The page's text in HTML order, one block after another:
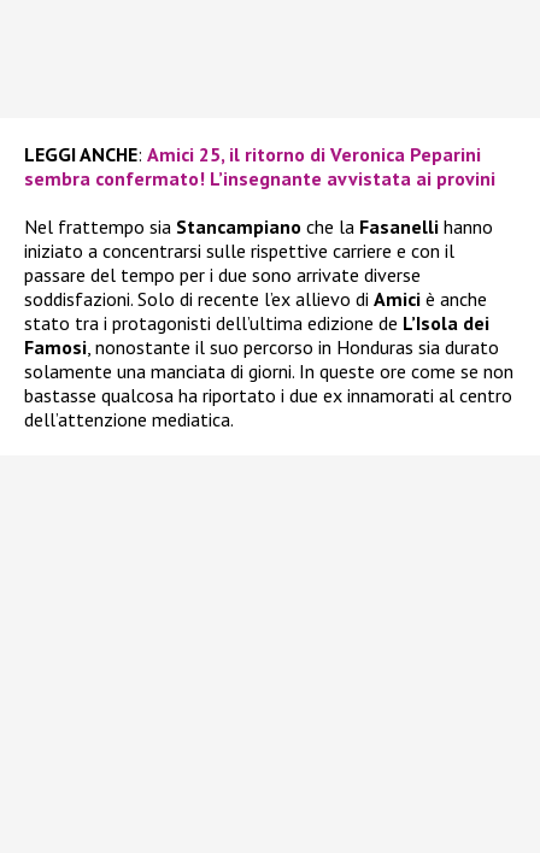
LEGGI ANCHE: Amici 25, il ritorno di Veronica Peparini
sembra confermato! L’insegnante avvistata ai provini
Nel frattempo sia Stancampiano che la Fasanelli hanno
iniziato a concentrarsi sulle rispettive carriere e con il
passare del tempo per i due sono arrivate diverse
soddisfazioni. Solo di recente l’ex allievo di Amici è anche
stato tra i protagonisti dell’ultima edizione de L’Isola dei
Famosi, nonostante il suo percorso in Honduras sia durato
solamente una manciata di giorni. In queste ore come se non
bastasse qualcosa ha riportato i due ex innamorati al centro
dell’attenzione mediatica.